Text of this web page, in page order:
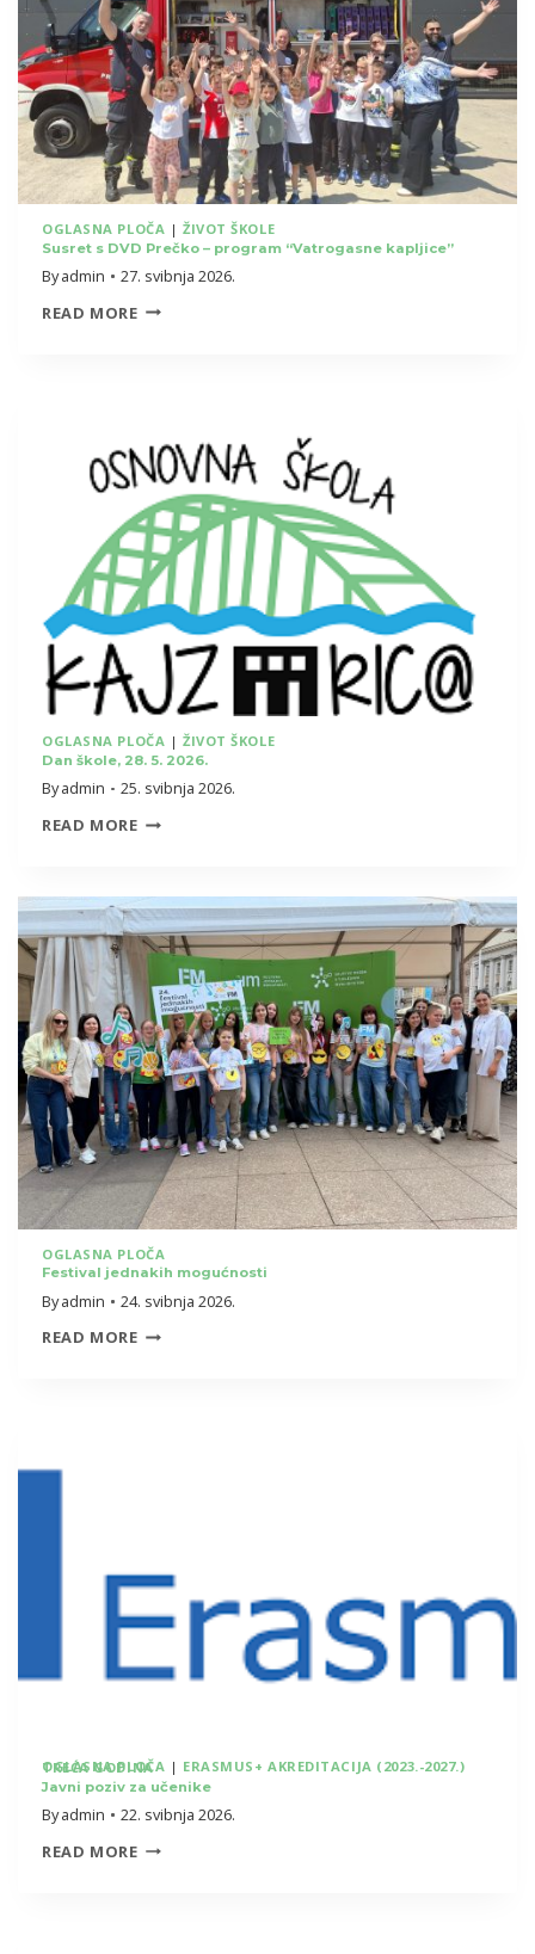
UČENIKA
OGLASNA PLOČA | ŽIVOT ŠKOLE
Susret s DVD Prečko – program “Vatrogasne kapljice”
Byadmin
27. svibnja 2026.
READ MORESUSRET
–
PROGRAM
“VATROGASNE
KAPLJICE”
OGLASNA PLOČA | ŽIVOT ŠKOLE
Dan škole, 28. 5. 2026.
Byadmin
25. svibnja 2026.
READ MOREDAN
28.
5.
2026.
OGLASNA PLOČA
Festival jednakih mogućnosti
Byadmin
24. svibnja 2026.
READ MOREFESTIVAL
OGLASNA PLOČA |
ERASMUS+ AKREDITACIJA (2023.-2027.) TREĆA GODINA
Javni poziv za učenike
Byadmin
22. svibnja 2026.
READ MOREJAVNI